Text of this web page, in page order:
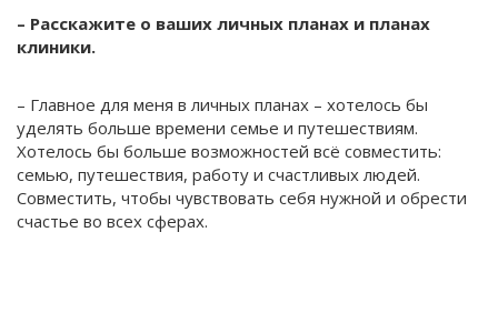
– Расскажите о ваших личных планах и планах
клиники.
– Главное для меня в личных планах – хотелось бы
уделять больше времени семье и путешествиям.
Хотелось бы больше возможностей всё совместить:
семью, путешествия, работу и счастливых людей.
Совместить, чтобы чувствовать себя нужной и обрести
счастье во всех сферах.